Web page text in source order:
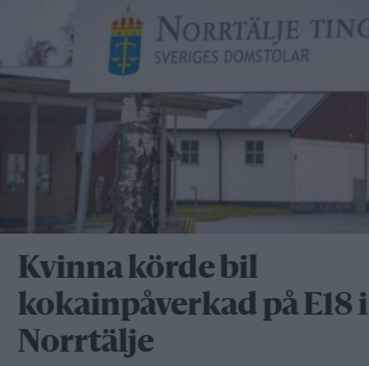
Kvinna körde bil
kokainpåverkad på E18 i
Norrtälje